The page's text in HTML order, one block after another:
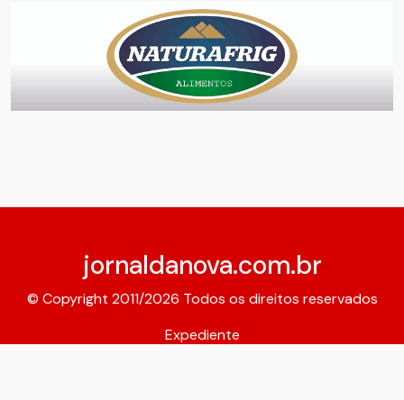
jornaldanova.com.br
© Copyright 2011/2026 Todos os direitos reservados
Expediente